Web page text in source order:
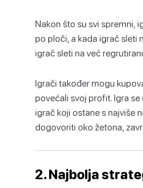
Nakon što su svi spremni,
po ploči, a kada igrač sleti
igrač sleti na već
Igrači također mogu
povećali svoj profit. Igra
igrač koji ostane s najviše
dogovoriti oko žetona,
2. Najbolja